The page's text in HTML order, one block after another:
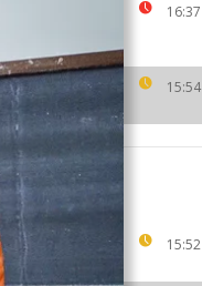
16:37
15:54
15:52